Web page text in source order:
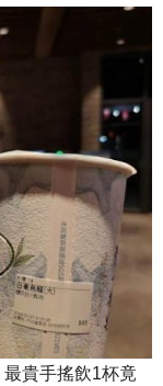
貴手搖飲1杯竟